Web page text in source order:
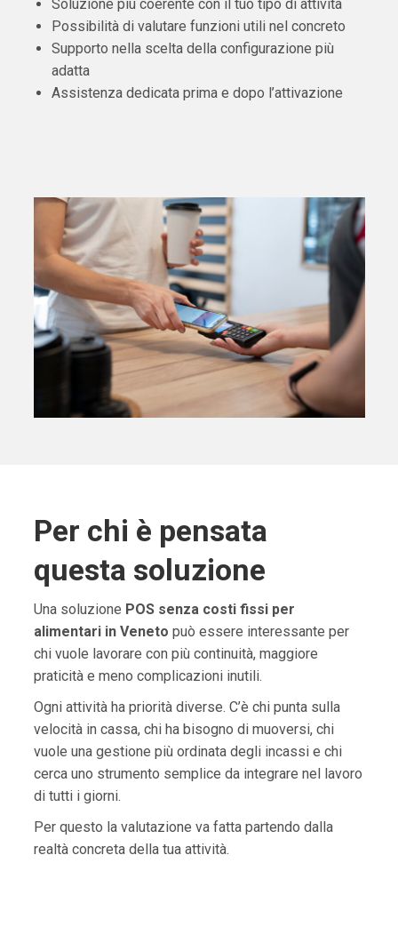
Soluzione più coerente con il tuo tipo di attività
Possibilità di valutare funzioni utili nel concreto
Supporto nella scelta della configurazione più
adatta
Assistenza dedicata prima e dopo l’attivazione
Per chi è pensata
questa soluzione
Una soluzione POS senza costi fissi per
alimentari in Veneto può essere interessante per
chi vuole lavorare con più continuità, maggiore
praticità e meno complicazioni inutili.
Ogni attività ha priorità diverse. C’è chi punta sulla
velocità in cassa, chi ha bisogno di muoversi, chi
vuole una gestione più ordinata degli incassi e chi
cerca uno strumento semplice da integrare nel lavoro
di tutti i giorni.
Per questo la valutazione va fatta partendo dalla
realtà concreta della tua attività.